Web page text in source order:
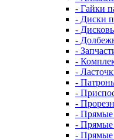
- Гайки
- Диски
-
-
-
-
-
-
-
-
- Прямые
- Прямые
- Прямые